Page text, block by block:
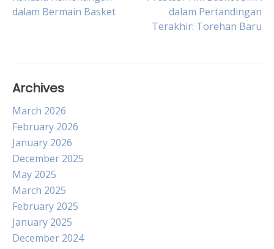
dalam Bermain Basket
dalam Pertandingan
Terakhir: Torehan Baru
Archives
March 2026
February 2026
January 2026
December 2025
May 2025
March 2025
February 2025
January 2025
December 2024